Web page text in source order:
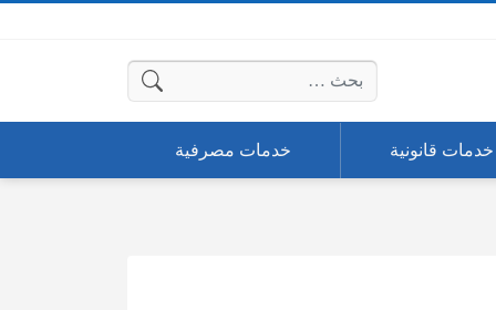
البحث عن:
خدمات قانونية خدمات مصرفية